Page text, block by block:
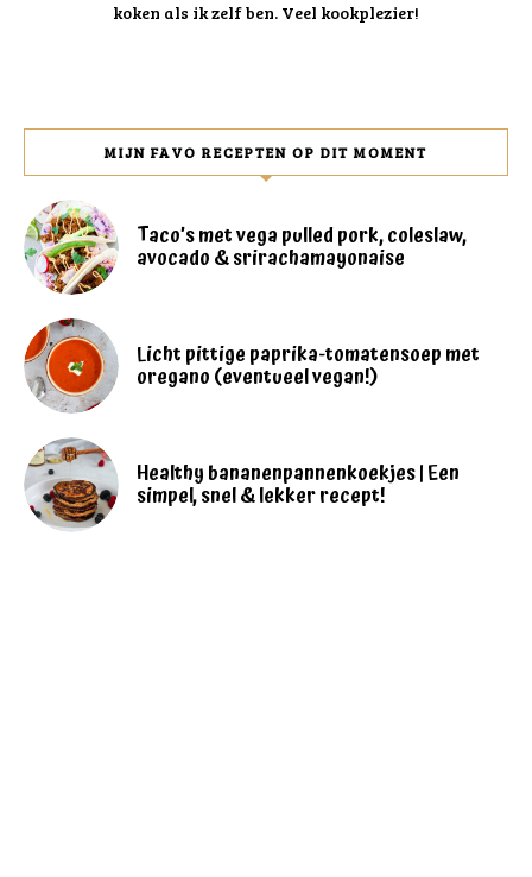
koken als ik zelf ben. Veel kookplezier!
MIJN FAVO RECEPTEN OP DIT MOMENT
Taco’s met vega pulled pork, coleslaw,
avocado & srirachamayonaise
Licht pittige paprika-tomatensoep met
oregano (eventueel vegan!)
Healthy bananenpannenkoekjes | Een
simpel, snel & lekker recept!